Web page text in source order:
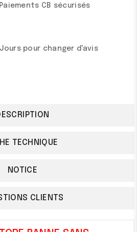
Paiements CB sécurisés
Jours pour changer d'avis
TECHNIQUE
NOTICE
CLIENTS